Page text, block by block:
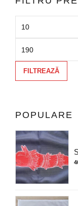
FILTREAZĂ
POPULARE